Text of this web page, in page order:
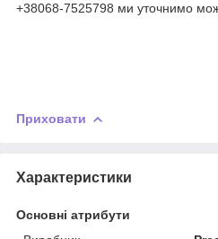
+38068-7525798 ми уточнимо
Приховати
Характеристики
Основні атрибути